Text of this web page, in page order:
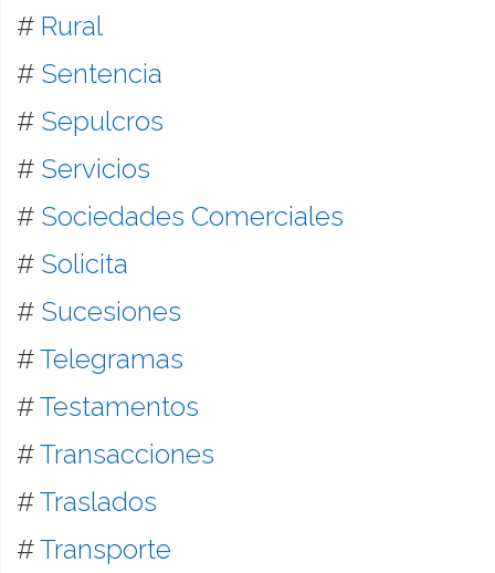
# Rural
# Sentencia
# Sepulcros
# Servicios
# Sociedades Comerciales
# Solicita
# Sucesiones
#Telegramas
#Testamentos
#Transacciones
#Traslados
#Transporte